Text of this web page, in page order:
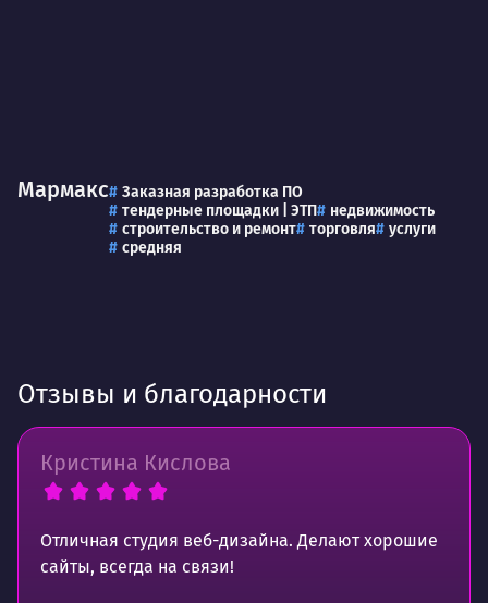
Мармакс
Заказная разработка ПО
тендерные площадки | ЭТП
недвижимость
строительство и ремонт
торговля
услуги
средняя
Отзывы и благодарности
Кристина Кислова
Отличная студия веб-дизайна. Делают хорошие
сайты, всегда на связи!